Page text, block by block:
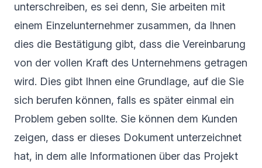
unterschreiben, es sei denn, Sie arbeiten mit
einem Einzelunternehmer zusammen, da Ihnen
dies die Bestätigung gibt, dass die Vereinbarung
von der vollen Kraft des Unternehmens getragen
wird. Dies gibt Ihnen eine Grundlage, auf die Sie
sich berufen können, falls es später einmal ein
Problem geben sollte. Sie können dem Kunden
zeigen, dass er dieses Dokument unterzeichnet
hat, in dem alle Informationen über das Projekt